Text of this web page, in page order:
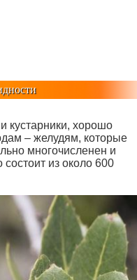
кустарники, хорошо
– желудям, которые
многочисленен и
из около 600